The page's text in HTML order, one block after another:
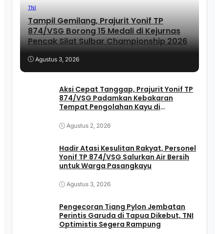
TNI
Tampil Gemilang, Prajurit Yonif TP
874/VSG Borong 15 Medali di Kejurnas
Pencak Silat Sulbar Championship 2026
Agustus 3, 2026
Aksi Cepat Tanggap, Prajurit Yonif TP
874/VSG Padamkan Kebakaran
Tempat Pengolahan Kayu di
Agustus 2, 2026
Hadir Atasi Kesulitan Rakyat, Personel
Yonif TP 874/VSG Salurkan Air Bersih
untuk Warga Pasangkayu
Agustus 3, 2026
Pengecoran Tiang Pylon Jembatan
Perintis Garuda di Tapua Dikebut, TNI
Optimistis Segera Rampung